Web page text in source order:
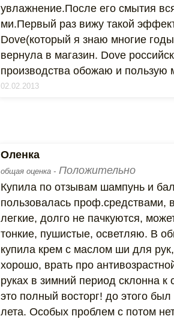
увлажнение.После его смытия
ми.Первый раз вижу такой
Dove(который я знаю многие
вернула в магазин. Dove
производства обожаю и пользую
02.02.2013
Оленка
общая оценка - Положительно
Купила по отзывам шампунь и
пользовалась проф.средствами,
легкие, долго не пачкуются,
тонкие, пушистые, осветляю. В
купила крем с маслом ши для
хорошо, врать про
руках в зимний период склонна к
это полный восторг! до этого
лета. Особых проблем с потом